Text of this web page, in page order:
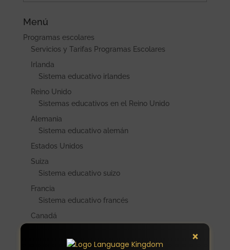
Menú
Programas escolares
Servicios y Tarifas Programas Escolares
Irlanda
Sistema educativo irlandes
Reino Unido
Sistemas educativos en el Reino Unido
Alemania
Sistema educativo alemán
Estados Unidos
Suiza
Sistema educativo suizo
Francia
Sistema educativo francés
Canadá
Comienzo y Finalización de Curso Escolar
×